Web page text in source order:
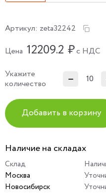
Артикул: zeta32242
Цена 12209.2 ₽с НДС
Укажите
количество
Добавить в корзину
Наличие на складах
Склад
Москва
Новосибирск